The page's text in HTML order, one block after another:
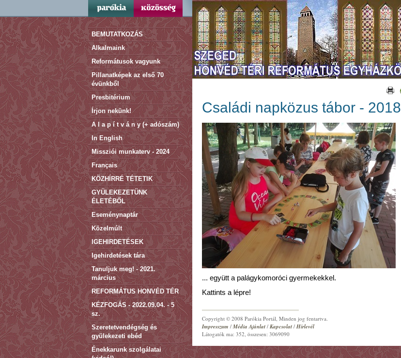
BEMUTATKOZÁS
Alkalmaink
Reformátusok vagyunk
Pillanatképek az első 70
évünkből
Presbitérium
Írjon nekünk!
A l a p í t v á n y (+ adószám)
In English
Missziói munkaterv - 2024
Français
KÖZHÍRRÉ TÉTETIK
GYÜLEKEZETÜNK
ÉLETÉBŐL
Eseménynaptár
Közelmúlt
IGEHIRDETÉSEK
Igehirdetések tára
Tanuljuk meg! - 2021.
március
REFORMÁTUS HONVÉD TÉR
KÉZFOGÁS - 2022.09.04. - 5
sz.
Szeretetvendégség és
gyülekezeti ebéd
Énekkarunk szolgálatai
Családi napközus tábor - 2018
... együtt a palágykomoróci gyermekekkel.
Kattints a lépre!
Copyright © 2008 Parókia Portál, Minden jog fentartva.
Impresszum / Média Ajánlat / Kapcsolat / Hírlevél
Látogatók ma: 352, összesen: 3069090